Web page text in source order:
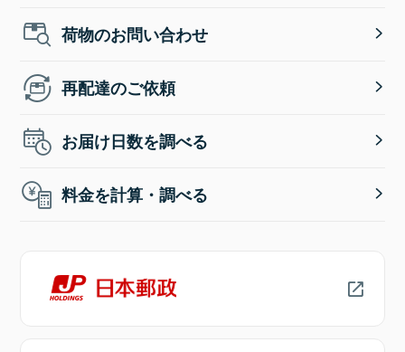
荷物のお問い合わせ
再配達のご依頼
お届け日数を調べる
料金を計算・調べる